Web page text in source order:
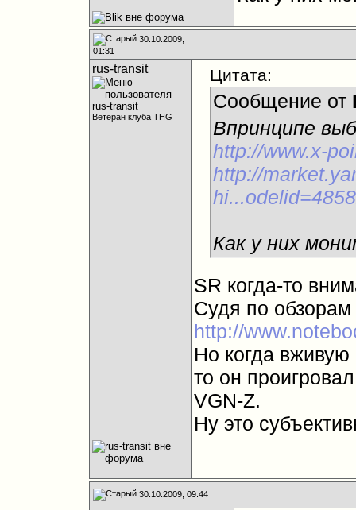
30.10.2009,
01:31
rus-transit
Ветеран клуба THG
Цитата:
Сообщение от
Впринципе
http://www.x-
http://
Как у них
SR когда-то
Судя по
http://
Но когда
то он
VGN-Z.
Ну это
30.10.2009, 09:44